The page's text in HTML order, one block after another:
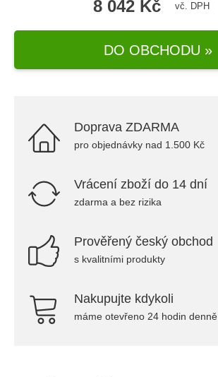
8 042 Kč vč. DPH
DO OBCHODU »
Doprava ZDARMA
pro objednávky nad 1.500 Kč
Vrácení zboží do 14 dní
zdarma a bez rizika
Prověřený český obchod
s kvalitními produkty
Nakupujte kdykoli
máme otevřeno 24 hodin denně